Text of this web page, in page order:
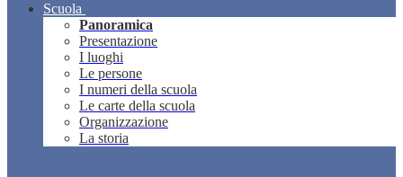
Scuola
Panoramica
Presentazione
I luoghi
Le persone
I numeri della scuola
Le carte della scuola
Organizzazione
La storia